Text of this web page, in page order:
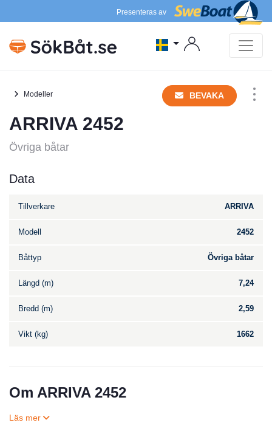
Presenteras av
Modeller BEVAKA
ARRIVA 2452
Övriga båtar
Data
Tillverkare ARRIVA
Modell 2452
Båttyp Övriga båtar
Längd (m) 7,24
Bredd (m) 2,59
Vikt (kg) 1662
Om ARRIVA 2452